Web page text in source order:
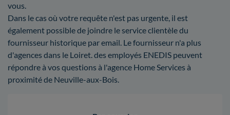
vous.
Dans le cas où votre requête n'est pas urgente, il est
également possible de joindre le service clientèle du
fournisseur historique par email. Le fournisseur n'a plus
d'agences dans le Loiret. des employés ENEDIS peuvent
répondre à vos questions à l'agence Home Services à
proximité de Neuville-aux-Bois.